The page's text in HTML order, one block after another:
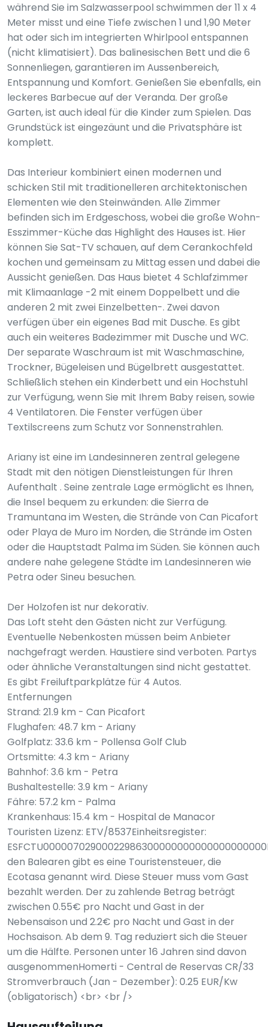
während Sie im Salzwasserpool schwimmen der 11 x 4
Meter misst und eine Tiefe zwischen 1 und 1,90 Meter
hat oder sich im integrierten Whirlpool entspannen
(nicht klimatisiert). Das balinesischen Bett und die 6
Sonnenliegen, garantieren im Aussenbereich,
Entspannung und Komfort. Genießen Sie ebenfalls, ein
leckeres Barbecue auf der Veranda. Der große
Garten, ist auch ideal für die Kinder zum Spielen. Das
Grundstück ist eingezäunt und die Privatsphäre ist
komplett.
Das Interieur kombiniert einen modernen und
schicken Stil mit traditionelleren architektonischen
Elementen wie den Steinwänden. Alle Zimmer
befinden sich im Erdgeschoss, wobei die große Wohn-
Esszimmer-Küche das Highlight des Hauses ist. Hier
können Sie Sat-TV schauen, auf dem Cerankochfeld
kochen und gemeinsam zu Mittag essen und dabei die
Aussicht genießen. Das Haus bietet 4 Schlafzimmer
mit Klimaanlage -2 mit einem Doppelbett und die
anderen 2 mit zwei Einzelbetten-. Zwei davon
verfügen über ein eigenes Bad mit Dusche. Es gibt
auch ein weiteres Badezimmer mit Dusche und WC.
Der separate Waschraum ist mit Waschmaschine,
Trockner, Bügeleisen und Bügelbrett ausgestattet.
Schließlich stehen ein Kinderbett und ein Hochstuhl
zur Verfügung, wenn Sie mit Ihrem Baby reisen, sowie
4 Ventilatoren. Die Fenster verfügen über
Textilscreens zum Schutz vor Sonnenstrahlen.
Ariany ist eine im Landesinneren zentral gelegene
Stadt mit den nötigen Dienstleistungen für Ihren
Aufenthalt . Seine zentrale Lage ermöglicht es Ihnen,
die Insel bequem zu erkunden: die Sierra de
Tramuntana im Westen, die Strände von Can Picafort
oder Playa de Muro im Norden, die Strände im Osten
oder die Hauptstadt Palma im Süden. Sie können auch
andere nahe gelegene Städte im Landesinneren wie
Petra oder Sineu besuchen.
Der Holzofen ist nur dekorativ.
Das Loft steht den Gästen nicht zur Verfügung.
Eventuelle Nebenkosten müssen beim Anbieter
nachgefragt werden. Haustiere sind verboten. Partys
oder ähnliche Veranstaltungen sind nicht gestattet.
Es gibt Freiluftparkplätze für 4 Autos.
Entfernungen
Strand: 21.9 km - Can Picafort
Flughafen: 48.7 km - Ariany
Golfplatz: 33.6 km - Pollensa Golf Club
Ortsmitte: 4.3 km - Ariany
Bahnhof: 3.6 km - Petra
Bushaltestelle: 3.9 km - Ariany
Fähre: 57.2 km - Palma
Krankenhaus: 15.4 km - Hospital de Manacor
Touristen Lizenz: ETV/8537Einheitsregister:
den Balearen gibt es eine Touristensteuer, die
Ecotasa genannt wird. Diese Steuer muss vom Gast
bezahlt werden. Der zu zahlende Betrag beträgt
zwischen 0.55€ pro Nacht und Gast in der
Nebensaison und 2.2€ pro Nacht und Gast in der
Hochsaison. Ab dem 9. Tag reduziert sich die Steuer
um die Hälfte. Personen unter 16 Jahren sind davon
ausgenommenHomerti - Central de Reservas CR/33
Stromverbrauch (Jan - Dezember): 0.25 EUR/Kw
(obligatorisch) <br> <br />